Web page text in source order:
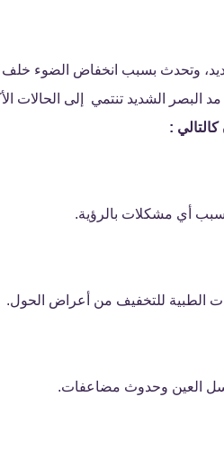
وتحدث بسبب انخفاض الضوء خلف
الشديد تنتمي إلى الحالات
:
الطبية للتخفيف من أعراض الحول.
كسل العين وحدوث مضاعفات.